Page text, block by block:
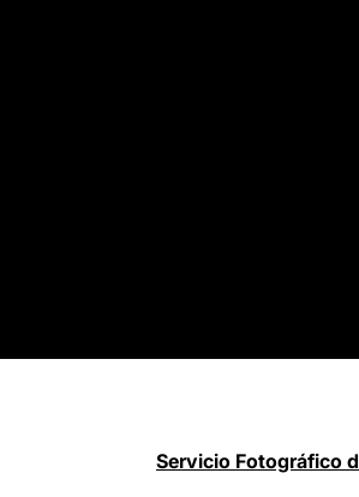
Servicio Fotográfico